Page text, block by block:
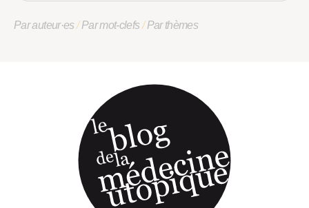
Par auteur·es/Par mot-clefs/Par thèmes